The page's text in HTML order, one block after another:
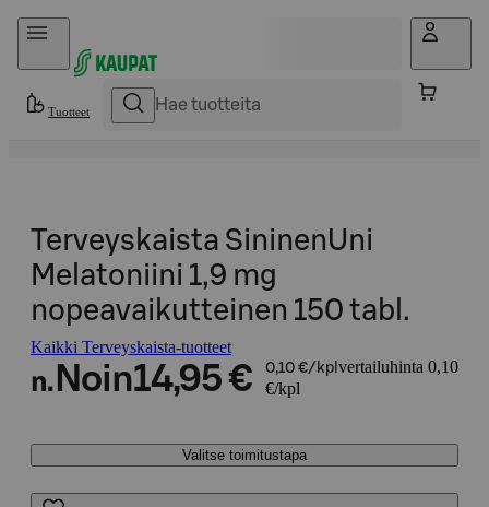
Hyppää sisältöön
Tuotteet
Terveyskaista SininenUni
Melatoniini 1,9 mg
nopeavaikutteinen 150 tabl.
Kaikki Terveyskaista-tuotteet
n. Noin14,95 € 0,10 €/kpl vertailuhinta 0,10
€/kpl
Valitse toimitustapa